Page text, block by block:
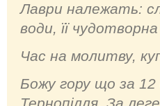
Лаври належать:
води, її
Час на молитву,
Божу гору що за